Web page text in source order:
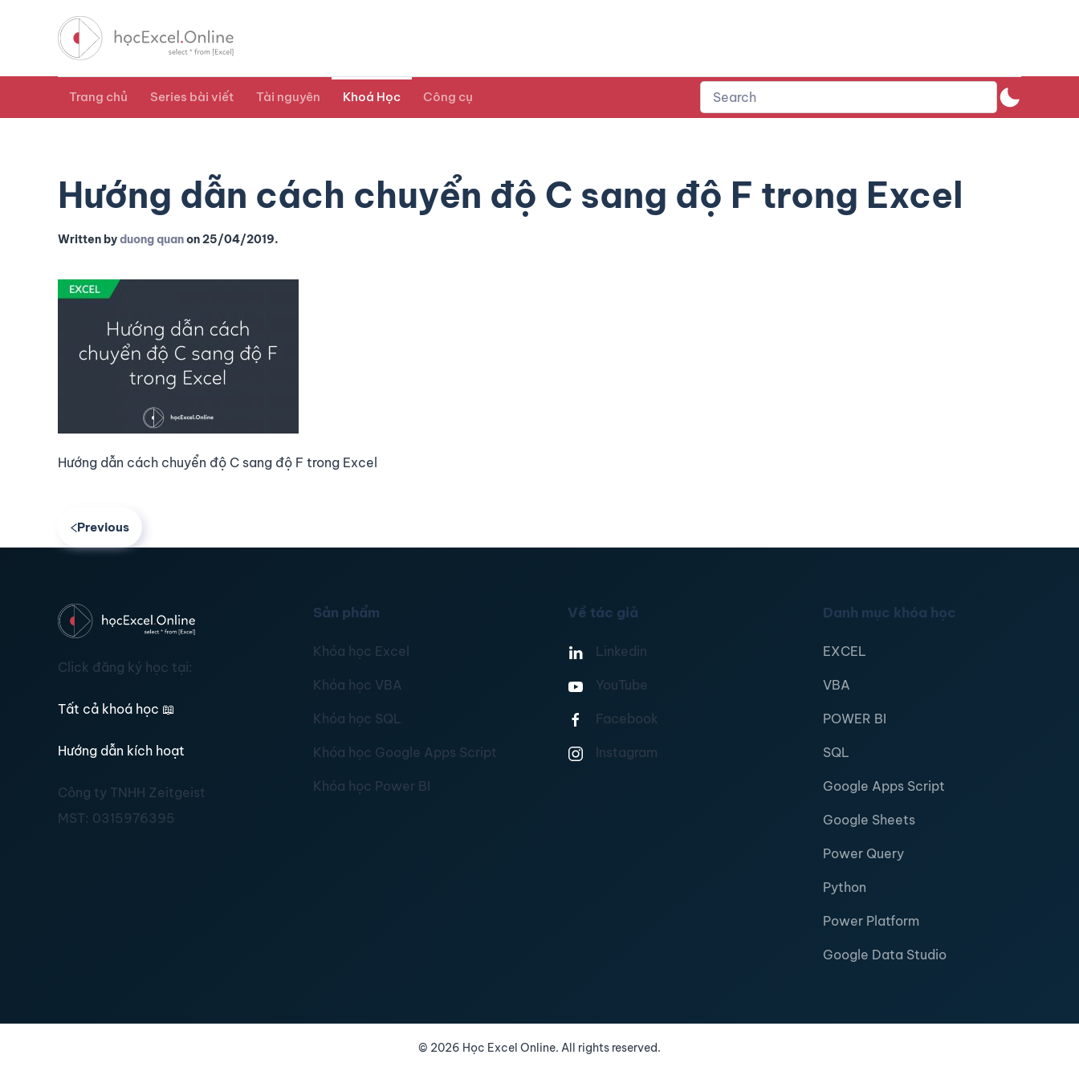
Trang chủ Series bài viết Tài nguyên Khoá Học Công cụ
Hướng dẫn cách chuyển độ C sang độ F trong Excel
Written byduong quanon25/04/2019.
Hướng dẫn cách chuyển độ C sang độ F trong Excel
Previous
Click đăng ký học tại:
Tất cả khoá học 📖
Hướng dẫn kích hoạt
Công ty TNHH Zeitgeist
MST: 0315976395
Sản phẩm
Khóa học Excel
Khóa học VBA
Khóa học SQL
Khóa học Google Apps Script
Khóa học Power BI
Về tác giả
Linkedin
YouTube
Facebook
Instagram
Danh mục khóa học
EXCEL
VBA
POWER BI
SQL
Google Apps Script
Google Sheets
Power Query
Python
Power Platform
Google Data Studio
© 2026 Học Excel Online. All rights reserved.